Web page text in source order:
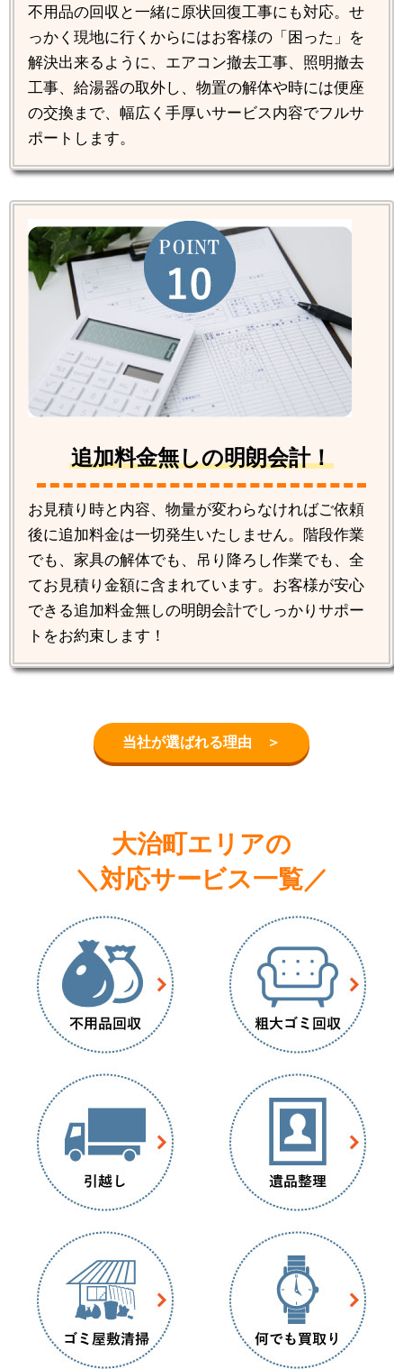
不用品の回収と一緒に原状回復工事にも対応。せ
っかく現地に行くからにはお客様の「困った」を
解決出来るように、エアコン撤去工事、照明撤去
工事、給湯器の取外し、物置の解体や時には便座
の交換まで、幅広く手厚いサービス内容でフルサ
ポートします。
追加料金無しの明朗会計！
お見積り時と内容、物量が変わらなければご依頼
後に追加料金は一切発生いたしません。階段作業
でも、家具の解体でも、吊り降ろし作業でも、全
てお見積り金額に含まれています。お客様が安心
できる追加料金無しの明朗会計でしっかりサポー
トをお約束します！
当社が選ばれる理由 ＞
大治町エリアの
＼対応サービス一覧／